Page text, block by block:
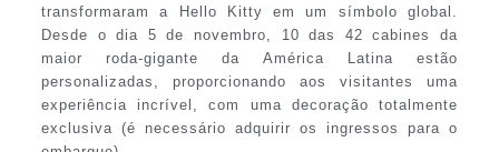
transformaram a Hello Kitty em um símbolo global.
Desde o dia 5 de novembro, 10 das 42 cabines da
maior roda-gigante da América Latina estão
personalizadas, proporcionando aos visitantes uma
experiência incrível, com uma decoração totalmente
exclusiva (é necessário adquirir os ingressos para o